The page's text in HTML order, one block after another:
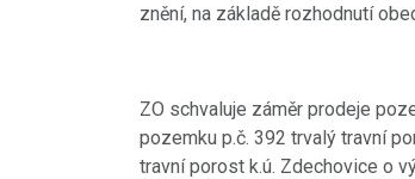
znění, na základě rozhodnutí
ZO schvaluje záměr prodeje
pozemku p.č. 392 trvalý travní
travní porost k.ú. Zdechovice o